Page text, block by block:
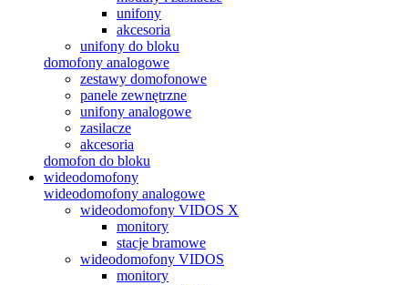
unifony
akcesoria
unifony do bloku
domofony analogowe
zestawy domofonowe
panele zewnętrzne
unifony analogowe
zasilacze
akcesoria
domofon do bloku
wideodomofony
wideodomofony analogowe
wideodomofony VIDOS X
monitory
stacje bramowe
wideodomofony VIDOS
monitory